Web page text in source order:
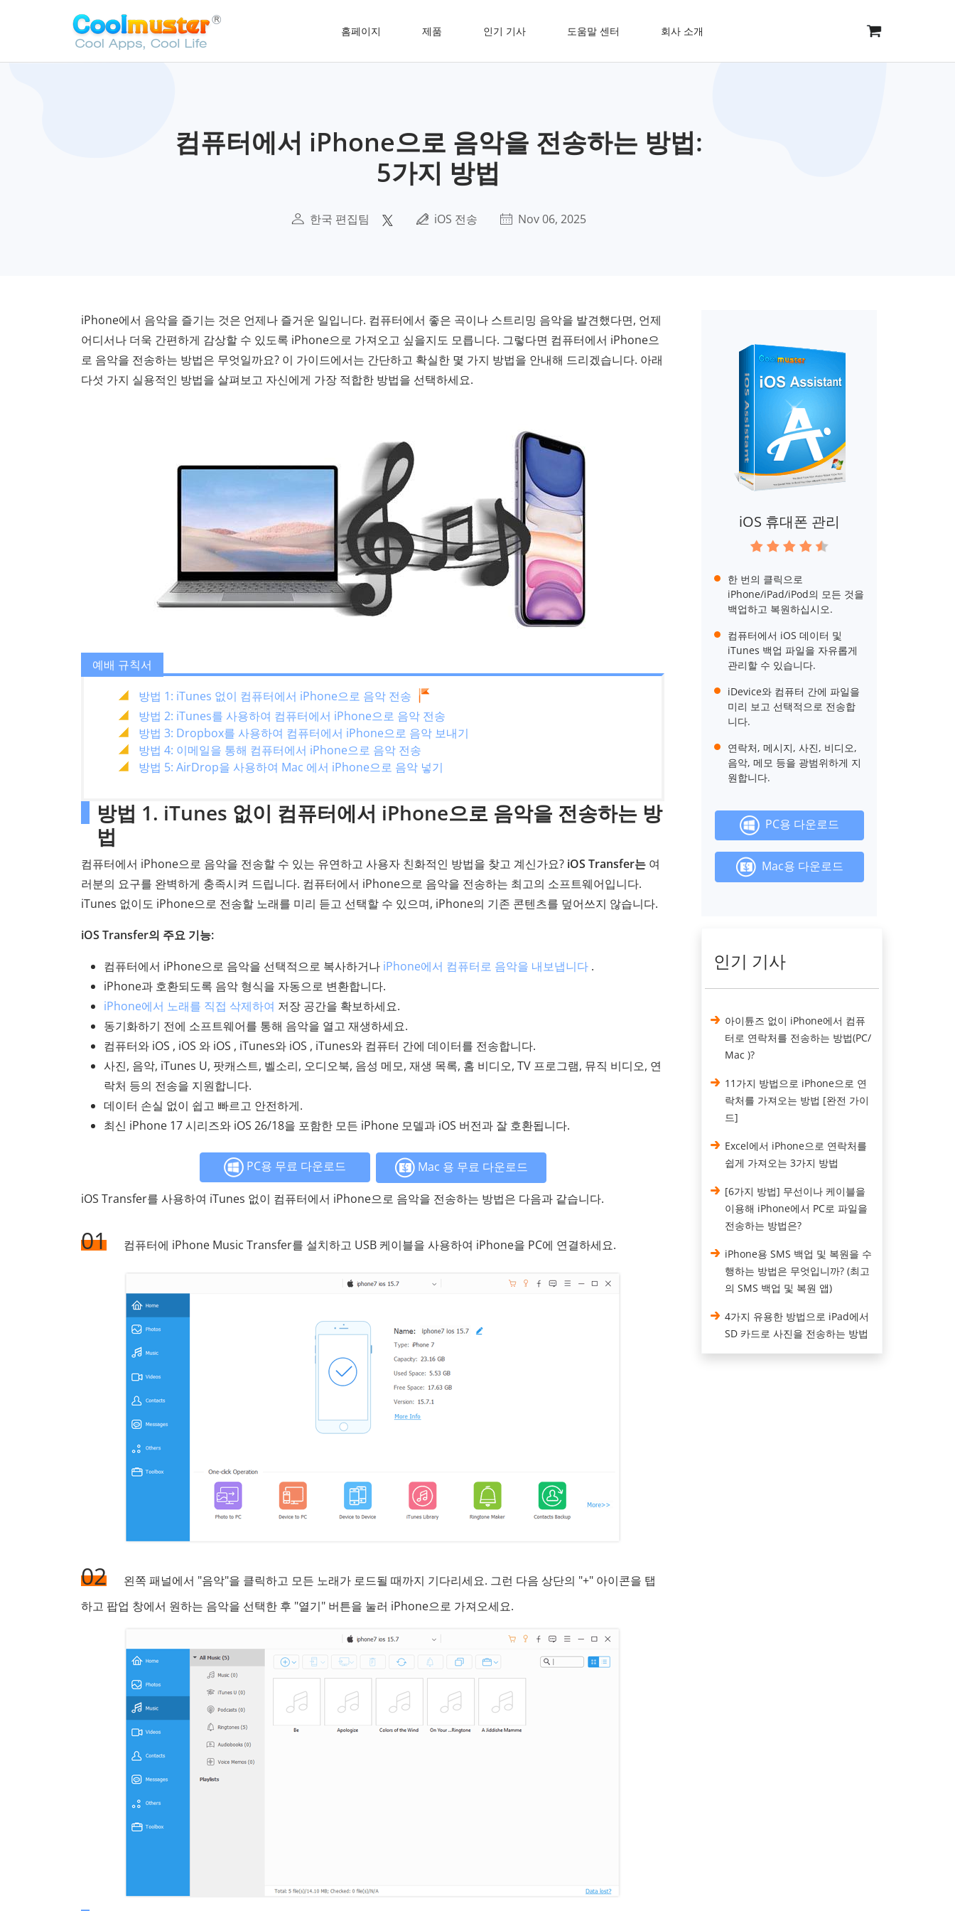
홈페이지 제품 인기 기사 도움말 센터 회사 소개
컴퓨터에서 iPhone으로 음악을 전송하는 방법:
5가지 방법
한국 편집팀 iOS 전송 Nov 06, 2025
iPhone에서 음악을 즐기는 것은 언제나 즐거운 일입니다. 컴퓨터에서 좋은 곡이나 스트리밍 음악을 발견했다면, 언제
어디서나 더욱 간편하게 감상할 수 있도록 iPhone으로 가져오고 싶을지도 모릅니다. 그렇다면 컴퓨터에서 iPhone으
로 음악을 전송하는 방법은 무엇일까요? 이 가이드에서는 간단하고 확실한 몇 가지 방법을 안내해 드리겠습니다. 아래
다섯 가지 실용적인 방법을 살펴보고 자신에게 가장 적합한 방법을 선택하세요.
예배 규칙서
방법 1: iTunes 없이 컴퓨터에서 iPhone으로 음악 전송
방법 2: iTunes를 사용하여 컴퓨터에서 iPhone으로 음악 전송
방법 3: Dropbox를 사용하여 컴퓨터에서 iPhone으로 음악 보내기
방법 4: 이메일을 통해 컴퓨터에서 iPhone으로 음악 전송
방법 5: AirDrop을 사용하여 Mac 에서 iPhone으로 음악 넣기
방법 1. iTunes 없이 컴퓨터에서 iPhone으로 음악을 전송하는 방
법
컴퓨터에서 iPhone으로 음악을 전송할 수 있는 유연하고 사용자 친화적인 방법을 찾고 계신가요? iOS Transfer는 여
러분의 요구를 완벽하게 충족시켜 드립니다. 컴퓨터에서 iPhone으로 음악을 전송하는 최고의 소프트웨어입니다.
iTunes 없이도 iPhone으로 전송할 노래를 미리 듣고 선택할 수 있으며, iPhone의 기존 콘텐츠를 덮어쓰지 않습니다.
iOS Transfer의 주요 기능:
컴퓨터에서 iPhone으로 음악을 선택적으로 복사하거나 iPhone에서 컴퓨터로 음악을 내보냅니다 .
iPhone과 호환되도록 음악 형식을 자동으로 변환합니다.
iPhone에서 노래를 직접 삭제하여 저장 공간을 확보하세요.
동기화하기 전에 소프트웨어를 통해 음악을 열고 재생하세요.
컴퓨터와 iOS , iOS 와 iOS , iTunes와 iOS , iTunes와 컴퓨터 간에 데이터를 전송합니다.
사진, 음악, iTunes U, 팟캐스트, 벨소리, 오디오북, 음성 메모, 재생 목록, 홈 비디오, TV 프로그램, 뮤직 비디오, 연
락처 등의 전송을 지원합니다.
데이터 손실 없이 쉽고 빠르고 안전하게.
최신 iPhone 17 시리즈와 iOS 26/18을 포함한 모든 iPhone 모델과 iOS 버전과 잘 호환됩니다.
PC용 무료 다운로드 Mac 용 무료 다운로드
iOS Transfer를 사용하여 iTunes 없이 컴퓨터에서 iPhone으로 음악을 전송하는 방법은 다음과 같습니다.
01 컴퓨터에 iPhone Music Transfer를 설치하고 USB 케이블을 사용하여 iPhone을 PC에 연결하세요.
02
왼쪽 패널에서 "음악"을 클릭하고 모든 노래가 로드될 때까지 기다리세요. 그런 다음 상단의 "+" 아이콘을 탭
하고 팝업 창에서 원하는 음악을 선택한 후 "열기" 버튼을 눌러 iPhone으로 가져오세요.
iOS 휴대폰 관리
한 번의 클릭으로
iPhone/iPad/iPod의 모든 것을
백업하고 복원하십시오.
컴퓨터에서 iOS 데이터 및
iTunes 백업 파일을 자유롭게
관리할 수 있습니다.
iDevice와 컴퓨터 간에 파일을
미리 보고 선택적으로 전송합
니다.
연락처, 메시지, 사진, 비디오,
음악, 메모 등을 광범위하게 지
원합니다.
PC용 다운로드
Mac용 다운로드
인기 기사
아이튠즈 없이 iPhone에서 컴퓨
터로 연락처를 전송하는 방법(PC/
Mac )?
11가지 방법으로 iPhone으로 연
락처를 가져오는 방법 [완전 가이
드]
Excel에서 iPhone으로 연락처를
쉽게 가져오는 3가지 방법
[6가지 방법] 무선이나 케이블을
이용해 iPhone에서 PC로 파일을
전송하는 방법은?
iPhone용 SMS 백업 및 복원을 수
행하는 방법은 무엇입니까? (최고
의 SMS 백업 및 복원 앱)
4가지 유용한 방법으로 iPad에서
SD 카드로 사진을 전송하는 방법